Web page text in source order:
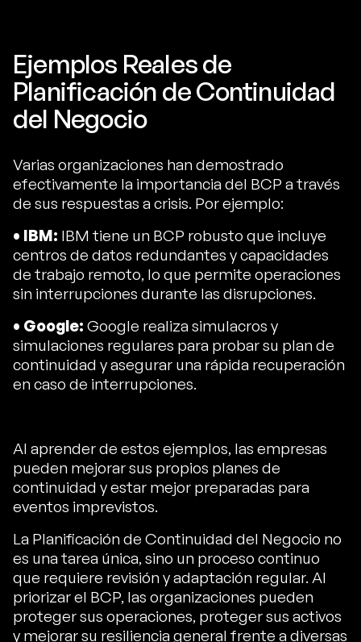
Ejemplos Reales de
Planificación de Continuidad
del Negocio
Varias organizaciones han demostrado
efectivamente la importancia del BCP a través
de sus respuestas a crisis. Por ejemplo:
• IBM: IBM tiene un BCP robusto que incluye
centros de datos redundantes y capacidades
de trabajo remoto, lo que permite operaciones
sin interrupciones durante las disrupciones.
• Google: Google realiza simulacros y
simulaciones regulares para probar su plan de
continuidad y asegurar una rápida recuperación
en caso de interrupciones.
Al aprender de estos ejemplos, las empresas
pueden mejorar sus propios planes de
continuidad y estar mejor preparadas para
eventos imprevistos.
La Planificación de Continuidad del Negocio no
es una tarea única, sino un proceso continuo
que requiere revisión y adaptación regular. Al
priorizar el BCP, las organizaciones pueden
proteger sus operaciones, proteger sus activos
y mejorar su resiliencia general frente a diversas